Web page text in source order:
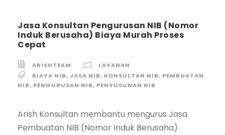
Jasa Konsultan Pengurusan NIB (Nomor
Induk Berusaha) Biaya Murah Proses
Cepat
ARISHTEAM
LAYANAN
BIAYA NIB, JASA NIB, KONSULTAN NIB, PEMBUATAN
NIB, PENGURUSAN NIB, PENYUSUNAN NIB
Arish Konsultan membantu mengurus Jasa
Pembuatan NIB (Nomor Induk Berusaha)